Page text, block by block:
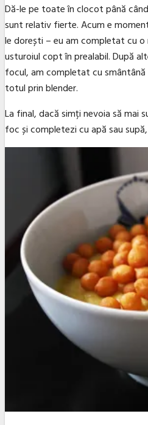
Dă-le pe toate în clocot până
sunt relativ fierte. Acum e
le dorești – eu am completat cu
usturoiul copt în prealabil. După
focul, am completat cu
totul prin blender.
La final, dacă simți nevoia să mai
foc și completezi cu apă sau